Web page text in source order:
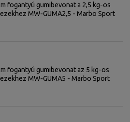
fogantyú gumibevonat a 2,5 kg-os
MW-GUMA2,5 - Marbo Sport
fogantyú gumibevonat az 5 kg-os
MW-GUMA5 - Marbo Sport